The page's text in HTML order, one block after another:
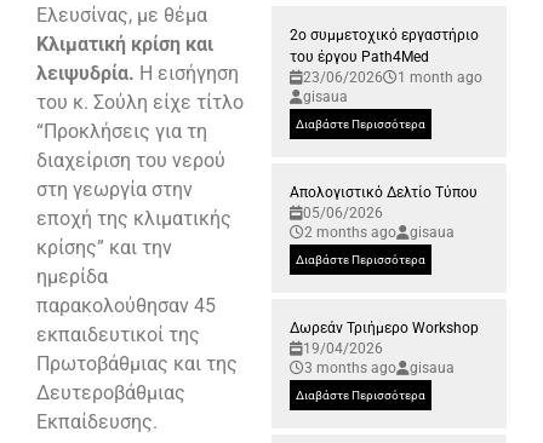
Ελευσίνας, με θέμα
Κλιματική κρίση και
λειψυδρία. Η εισήγηση
του κ. Σούλη είχε τίτλο
“Προκλήσεις για τη
διαχείριση του νερού
στη γεωργία στην
εποχή της κλιματικής
κρίσης” και την
ημερίδα
παρακολούθησαν 45
εκπαιδευτικοί της
Πρωτοβάθμιας και της
Δευτεροβάθμιας
Εκπαίδευσης.
2ο συμμετοχικό εργαστήριο
του έργου Path4Med
23/06/2026
1 month ago
gisaua
Διαβάστε Περισσότερα
Απολογιστικό Δελτίο Τύπου
05/06/2026
2 months ago
gisaua
Διαβάστε Περισσότερα
Δωρεάν Τριήμερο Workshop
19/04/2026
3 months ago
gisaua
Διαβάστε Περισσότερα